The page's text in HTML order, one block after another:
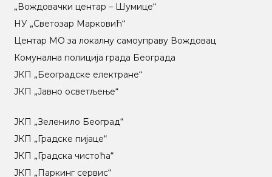
„Вождовачки центар – Шумице“
НУ „Светозар Марковић“
Центар МO за локалну самоуправу Вождовац
Комунална полиција града Београда
ЈКП „Београдске електране“
ЈКП „Јавно осветљење“
ЈКП „Зеленило Београд“
ЈКП „Градске пијаце“
ЈКП „Градска чистоћа“
ЈКП „Паркинг сервис“